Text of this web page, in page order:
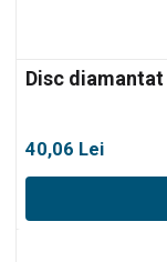
Disc
40,06 Lei